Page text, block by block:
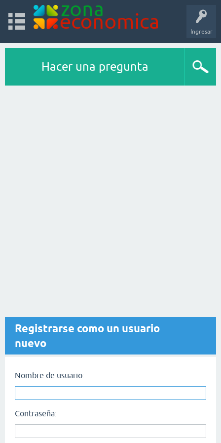
Ingresar
Hacer una pregunta
Registrarse como un usuario
nuevo
Nombre de usuario:
Contraseña: